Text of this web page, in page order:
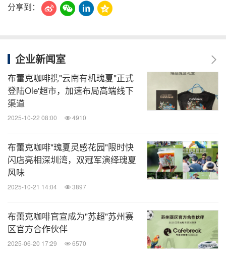
分享到：
企业新闻室
布蕾克咖啡携"云南有机瑰夏"正式
登陆Ole'超市，加速布局高端线下
渠道
2025-10-22 08:00 4910
布蕾克咖啡"瑰夏灵感花园"限时快
闪店亮相深圳湾，双冠军演绎瑰夏
风味
2025-10-21 14:04 3897
布蕾克咖啡官宣成为"苏超"苏州赛
区官方合作伙伴
2025-06-20 17:29 6570